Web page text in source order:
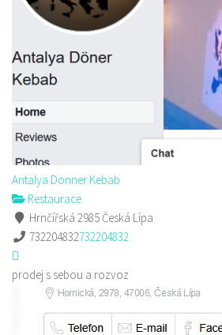
Antalya Donner Kebab
Restaurace
Hrnčířská 2985 Česká Lípa
732204832732204832
prodej s sebou a rozvoz